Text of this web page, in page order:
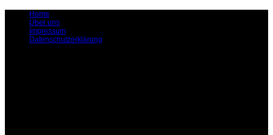
Home
Über uns
Impressum
Datenschutzerklärung